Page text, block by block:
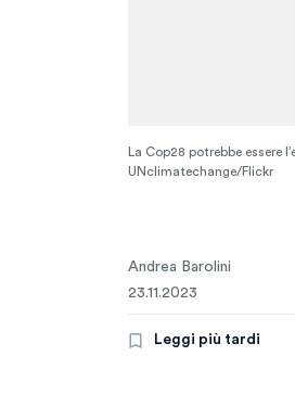
La Cop28 potrebbe
UNclimatechange/Flickr
Andrea Barolini
23.11.2023
Leggi più tardi